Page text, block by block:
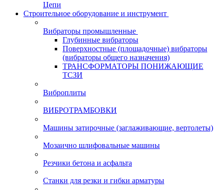
Цепи
Строительное оборудование и инструмент
Вибраторы промышленные
Глубинные вибраторы
Поверхностные (площадочные) вибраторы
(вибраторы общего назначения)
ТРАНСФОРМАТОРЫ ПОНИЖАЮЩИЕ
ТСЗИ
Виброплиты
ВИБРОТРАМБОВКИ
Машины затирочные (заглаживающие, вертолеты)
Мозаично шлифовальные машины
Резчики бетона и асфальта
Станки для резки и гибки арматуры